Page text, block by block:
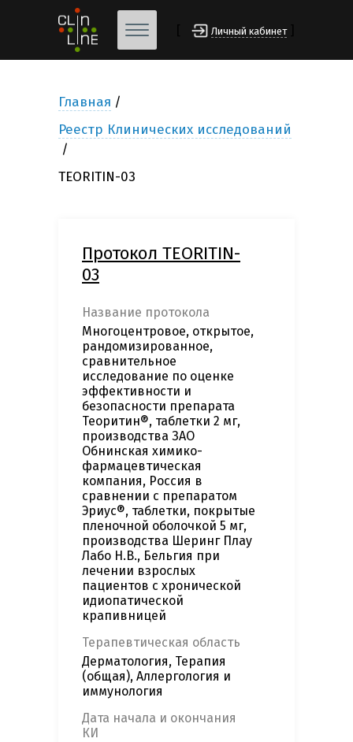
Личный кабинет
Главная
Реестр Клинических исследований
TEORITIN-03
Протокол TEORITIN-
03
Название протокола
Многоцентровое, открытое,
рандомизированное,
сравнительное
исследование по оценке
эффективности и
безопасности препарата
Теоритин®, таблетки 2 мг,
производства ЗАО
Обнинская химико-
фармацевтическая
компания, Россия в
сравнении с препаратом
Эриус®, таблетки, покрытые
пленочной оболочкой 5 мг,
производства Шеринг Плау
Лабо Н.В., Бельгия при
лечении взрослых
пациентов с хронической
идиопатической
крапивницей
Терапевтическая область
Дерматология, Терапия
(общая), Аллергология и
иммунология
Дата начала и окончания
КИ